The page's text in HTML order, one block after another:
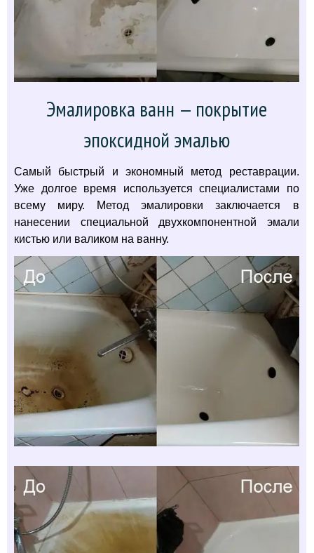
Эмалировка ванн — покрытие
эпоксидной эмалью
Самый быстрый и экономный метод реставрации.
Уже долгое время используется специалистами по
всему миру. Метод эмалировки заключается в
нанесении специальной двухкомпонентной эмали
кистью или валиком на ванну.